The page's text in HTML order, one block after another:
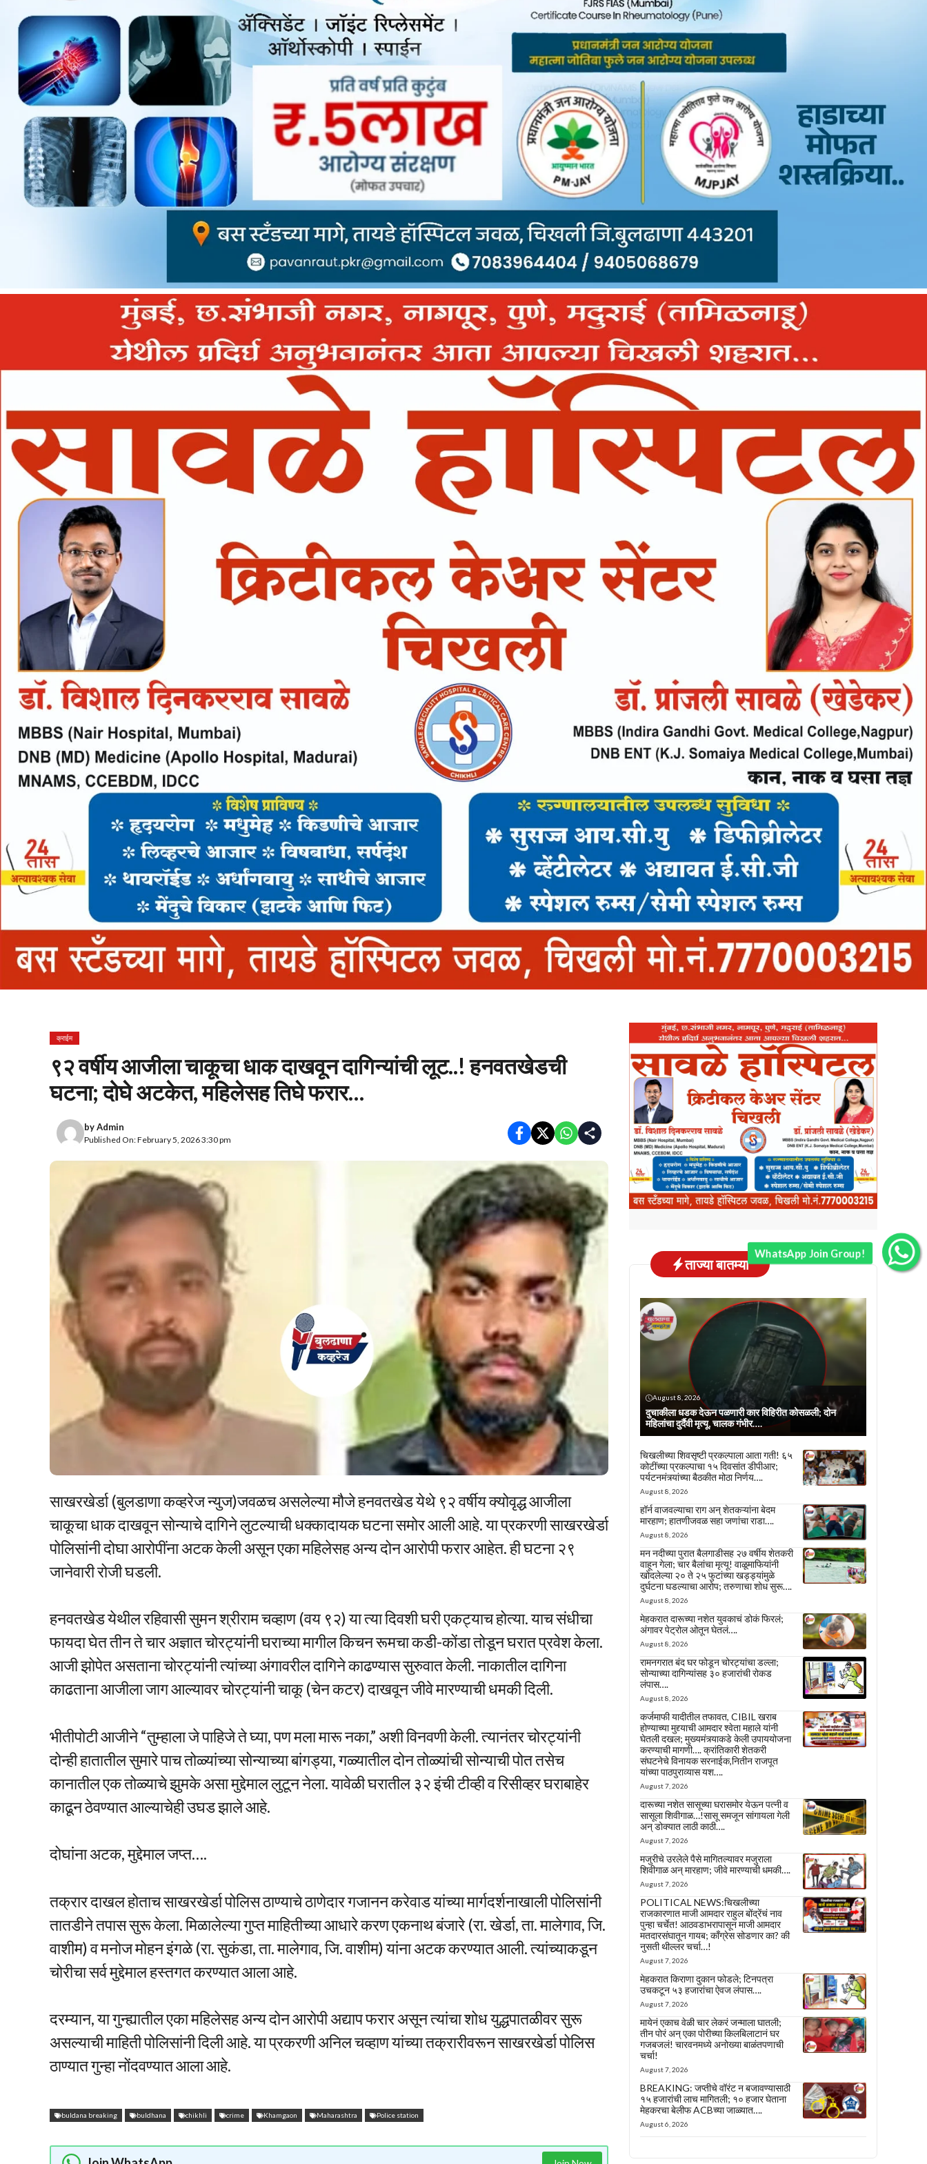
क्राईम
९२ वर्षीय आजीला चाकूचा धाक दाखवून दागिन्यांची लूट..! हनवतखेडची
घटना; दोघे अटकेत, महिलेसह तिघे फरार…
byAdmin
Published On: February 5, 2026 3:30 pm
साखरखेर्डा (बुलडाणा कव्हरेज न्युज)जवळच असलेल्या मौजे हनवतखेड येथे ९२ वर्षीय क्योवृद्ध आजीला
चाकूचा धाक दाखवून सोन्याचे दागिने लुटल्याची धक्कादायक घटना समोर आली आहे. या प्रकरणी साखरखेर्डा
पोलिसांनी दोघा आरोपींना अटक केली असून एका महिलेसह अन्य दोन आरोपी फरार आहेत. ही घटना २९
जानेवारी रोजी घडली.
हनवतखेड येथील रहिवासी सुमन श्रीराम चव्हाण (वय ९२) या त्या दिवशी घरी एकट्याच होत्या. याच संधीचा
फायदा घेत तीन ते चार अज्ञात चोरट्यांनी घराच्या मागील किचन रूमचा कडी-कोंडा तोडून घरात प्रवेश केला.
आजी झोपेत असताना चोरट्यांनी त्यांच्या अंगावरील दागिने काढण्यास सुरुवात केली. नाकातील दागिना
काढताना आजीला जाग आल्यावर चोरट्यांनी चाकू (चेन कटर) दाखवून जीवे मारण्याची धमकी दिली.
भीतीपोटी आजीने “तुम्हाला जे पाहिजे ते घ्या, पण मला मारू नका,” अशी विनवणी केली. त्यानंतर चोरट्यांनी
दोन्ही हातातील सुमारे पाच तोळ्यांच्या सोन्याच्या बांगड्या, गळ्यातील दोन तोळ्यांची सोन्याची पोत तसेच
कानातील एक तोळ्याचे झुमके असा मुद्देमाल लुटून नेला. यावेळी घरातील ३२ इंची टीव्ही व रिसीव्हर घराबाहेर
काढून ठेवण्यात आल्याचेही उघड झाले आहे.
दोघांना अटक, मुद्देमाल जप्त….
तक्रार दाखल होताच साखरखेर्डा पोलिस ठाण्याचे ठाणेदार गजानन करेवाड यांच्या मार्गदर्शनाखाली पोलिसांनी
तातडीने तपास सुरू केला. मिळालेल्या गुप्त माहितीच्या आधारे करण एकनाथ बंजारे (रा. खेर्डा, ता. मालेगाव, जि.
वाशीम) व मनोज मोहन इंगळे (रा. सुकंडा, ता. मालेगाव, जि. वाशीम) यांना अटक करण्यात आली. त्यांच्याकडून
चोरीचा सर्व मुद्देमाल हस्तगत करण्यात आला आहे.
दरम्यान, या गुन्ह्यातील एका महिलेसह अन्य दोन आरोपी अद्याप फरार असून त्यांचा शोध युद्धपातळीवर सुरू
असल्याची माहिती पोलिसांनी दिली आहे. या प्रकरणी अनिल चव्हाण यांच्या तक्रारीवरून साखरखेर्डा पोलिस
ठाण्यात गुन्हा नोंदवण्यात आला आहे.
buldana breaking buldhana chikhli crime Khamgaon Maharashtra Police station
ताज्या बातम्या
August 8, 2026
दुचाकीला धडक देऊन पळणारी कार विहिरीत कोसळली; दोन
महिलांचा दुर्दैवी मृत्यू, चालक गंभीर….
चिखलीच्या शिवसृष्टी प्रकल्पाला आता गती! ६५
कोटींच्या प्रकल्पाचा १५ दिवसांत डीपीआर;
पर्यटनमंत्र्यांच्या बैठकीत मोठा निर्णय….
August 8, 2026
हॉर्न वाजवल्याचा राग अन् शेतकऱ्यांना बेदम
मारहाण; हातणीजवळ सहा जणांचा राडा….
August 8, 2026
मन नदीच्या पुरात बैलगाडीसह २७ वर्षीय शेतकरी
वाहून गेला; चार बैलांचा मृत्यू! वाळूमाफियांनी
खोदलेल्या २० ते २५ फुटांच्या खड्ड्यांमुळे
दुर्घटना घडल्याचा आरोप; तरुणाचा शोध सुरू….
August 8, 2026
मेहकरात दारूच्या नशेत युवकाचं डोकं फिरलं;
अंगावर पेट्रोल ओतून घेतलं….
August 8, 2026
रामनगरात बंद घर फोडून चोरट्यांचा डल्ला;
सोन्याच्या दागिन्यांसह ३० हजारांची रोकड
लंपास….
August 8, 2026
कर्जमाफी यादीतील तफावत, CIBIL खराब
होण्याच्या मुद्द्याची आमदार श्वेता महाले यांनी
घेतली दखल; मुख्यमंत्र्याकडे केली उपाययोजना
करण्याची मागणी…. क्रांतिकारी शेतकरी
संघटनेचे विनायक सरनाईक,नितीन राजपूत
यांच्या पाठपुराव्यास यश….
August 7, 2026
दारूच्या नशेत सासूच्या घरासमोर येऊन पत्नी व
सासूला शिवीगाळ…!सासू समजून सांगायला गेली
अन् डोक्यात लाठी काठी….
August 7, 2026
मजुरीचे उरलेले पैसे मागितल्यावर मजुराला
शिवीगाळ अन् मारहाण; जीवे मारण्याची धमकी….
August 7, 2026
POLITICAL NEWS:चिखलीच्या
राजकारणात माजी आमदार राहुल बोंद्रेंचं नाव
पुन्हा चर्चेत! आठवडाभरापासून माजी आमदार
मतदारसंघातून गायब; काँग्रेस सोडणार का? की
नुसती थील्लर चर्चा…!
August 7, 2026
मेहकरात किराणा दुकान फोडले; टिनपत्रा
उचकटून ५३ हजारांचा ऐवज लंपास….
August 7, 2026
मायेनं एकाच वेळी चार लेकरं जन्माला घातली;
तीन पोरं अन् एका पोरीच्या किलबिलाटानं घर
गजबजलं! चारवनमध्ये अनोख्या बाळंतपणाची
चर्चा!
August 7, 2026
BREAKING: जप्तीचे वॉरंट न बजावण्यासाठी
१५ हजारांची लाच मागितली; १० हजार घेताना
मेहकरचा बेलीफ ACBच्या जाळ्यात….
August 6, 2026
WhatsApp Join Group!